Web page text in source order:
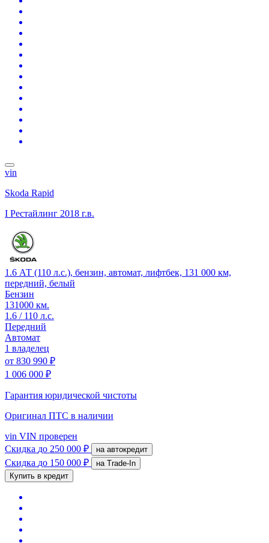
vin
Skoda Rapid
I Рестайлинг 2018 г.в.
1.6 АТ (110 л.с.), бензин, автомат, лифтбек, 131 000 км,
передний, белый
Бензин
131000 км.
1.6 / 110 л.с.
Передний
Автомат
1 владелец
от 830 990 ₽
1 006 000 ₽
Гарантия юридической чистоты
Оригинал ПТС в наличии
vin VIN проверен
Скидка до 250 000 ₽ на автокредит
Скидка до 150 000 ₽
на Trade-In
Купить в кредит